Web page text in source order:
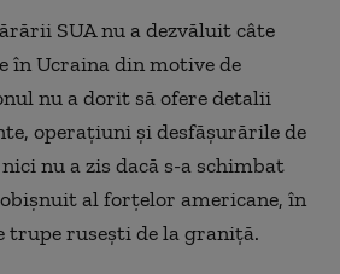
SUA nu a dezvăluit câte
în Ucraina din motive de
nu a dorit să ofere detalii
operațiuni și desfășurările de
nu a zis dacă s-a schimbat
al forțelor americane, în
rusești de la graniță.